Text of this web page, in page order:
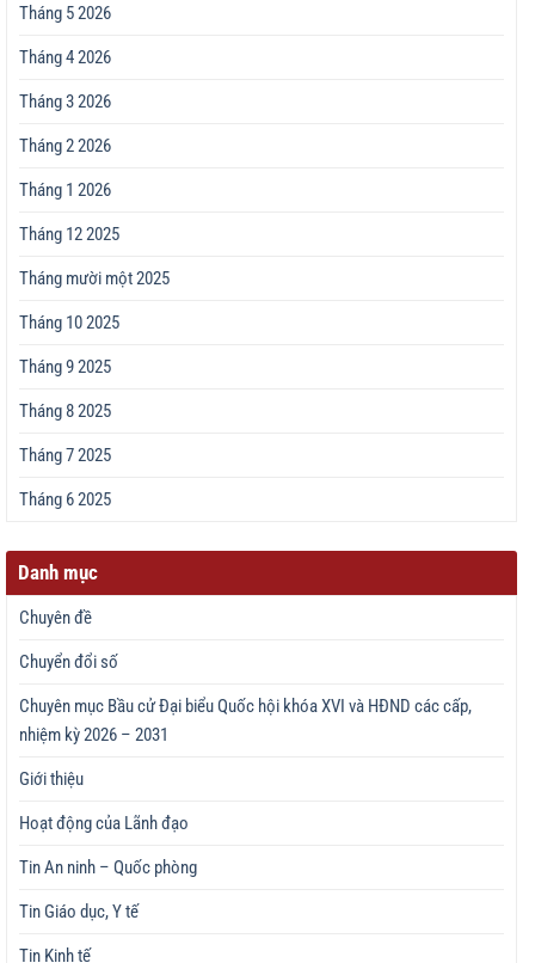
Tháng 5 2026
Tháng 4 2026
Tháng 3 2026
Tháng 2 2026
Tháng 1 2026
Tháng 12 2025
Tháng mười một 2025
Tháng 10 2025
Tháng 9 2025
Tháng 8 2025
Tháng 7 2025
Tháng 6 2025
Danh mục
Chuyên đề
Chuyển đổi số
Chuyên mục Bầu cử Đại biểu Quốc hội khóa XVI và HĐND các cấp,
nhiệm kỳ 2026 – 2031
Giới thiệu
Hoạt động của Lãnh đạo
Tin An ninh – Quốc phòng
Tin Giáo dục, Y tế
Tin Kinh tế